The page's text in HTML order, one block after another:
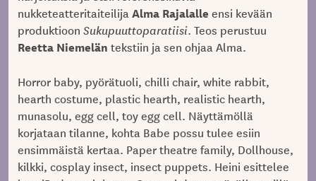
nukketeatteritaiteilijaAlma Rajalalle ensi kevään
produktioon Sukupuuttoparatiisi. Teos perustuu
Reetta Niemelän tekstiin ja sen ohjaa Alma.
Horror baby, pyörätuoli, chilli chair, white rabbit,
hearth costume, plastic hearth, realistic hearth,
munasolu, egg cell, toy egg cell. Näyttämöllä
korjataan tilanne, kohta Babe possu tulee esiin
ensimmäistä kertaa. Paper theatre family, Dollhouse,
kilkki, cosplay insect, insect puppets. Heini esittelee